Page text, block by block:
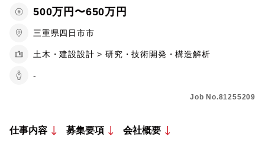
500万円〜650万円
三重県四日市市
土木・建設設計 > 研究・技術開発・構造解析
-
Job No.81255209
仕事内容 募集要項 会社概要